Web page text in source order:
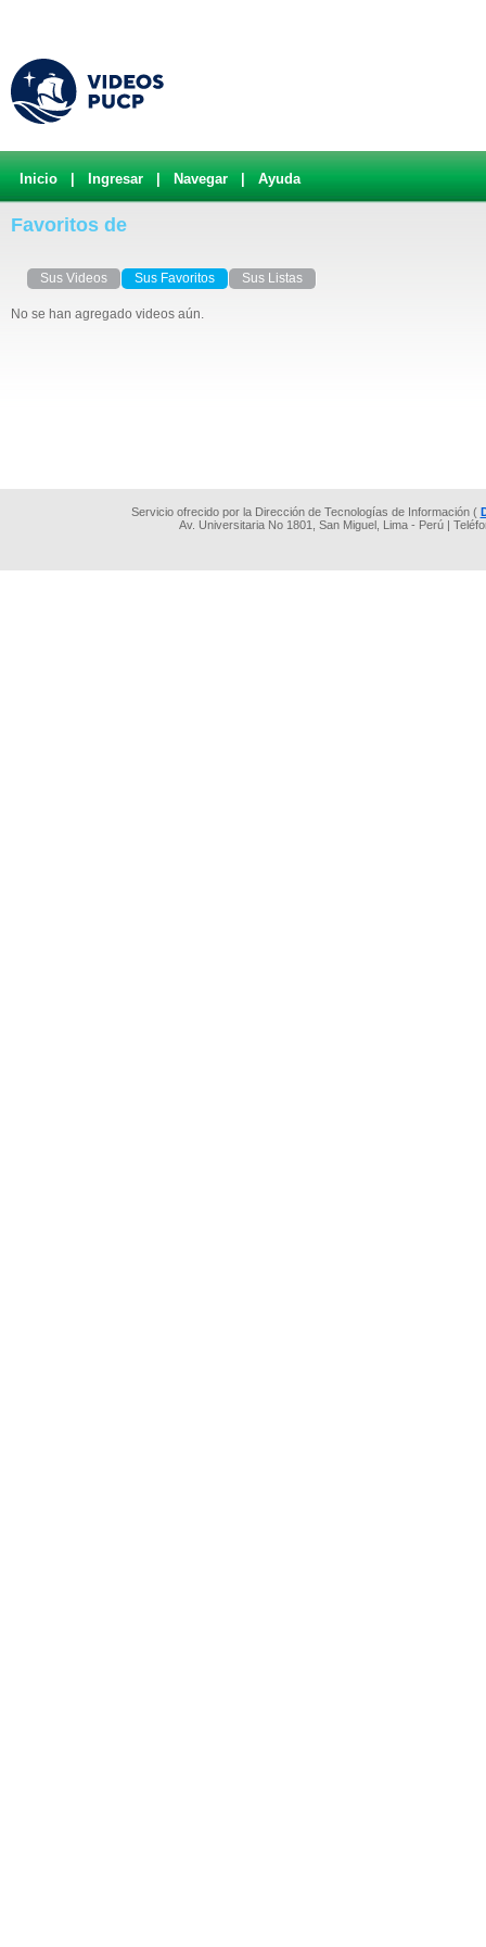
Inicio Ingresar Navegar Ayuda
Favoritos de
Sus Videos Sus Favoritos Sus Listas
No se han agregado videos aún.
Servicio ofrecido por la Dirección de Tecnologías de Información (
Av. Universitaria No 1801, San Miguel, Lima - Perú |